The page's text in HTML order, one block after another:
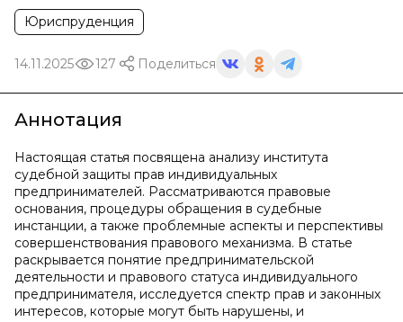
Юриспруденция
14.11.2025 127 Поделиться
Аннотация
Настоящая статья посвящена анализу института
судебной защиты прав индивидуальных
предпринимателей. Рассматриваются правовые
основания, процедуры обращения в судебные
инстанции, а также проблемные аспекты и перспективы
совершенствования правового механизма. В статье
раскрывается понятие предпринимательской
деятельности и правового статуса индивидуального
предпринимателя, исследуется спектр прав и законных
интересов, которые могут быть нарушены, и